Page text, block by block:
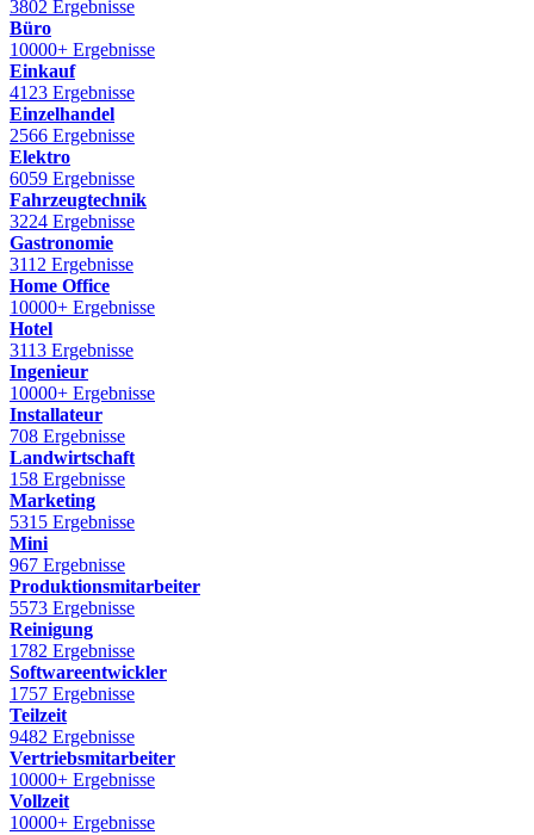
3802 Ergebnisse
Büro
10000+ Ergebnisse
Einkauf
4123 Ergebnisse
Einzelhandel
2566 Ergebnisse
Elektro
6059 Ergebnisse
Fahrzeugtechnik
3224 Ergebnisse
Gastronomie
3112 Ergebnisse
Home Office
10000+ Ergebnisse
Hotel
3113 Ergebnisse
Ingenieur
10000+ Ergebnisse
Installateur
708 Ergebnisse
Landwirtschaft
158 Ergebnisse
Marketing
5315 Ergebnisse
Mini
967 Ergebnisse
Produktionsmitarbeiter
5573 Ergebnisse
Reinigung
1782 Ergebnisse
Softwareentwickler
1757 Ergebnisse
Teilzeit
9482 Ergebnisse
Vertriebsmitarbeiter
10000+ Ergebnisse
Vollzeit
10000+ Ergebnisse